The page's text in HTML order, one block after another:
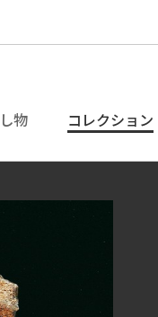
物 コレクション